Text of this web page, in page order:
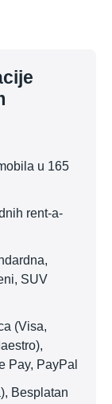
u 165
rent-a-
SUV
(Visa,
Pay, PayPal
Besplatan